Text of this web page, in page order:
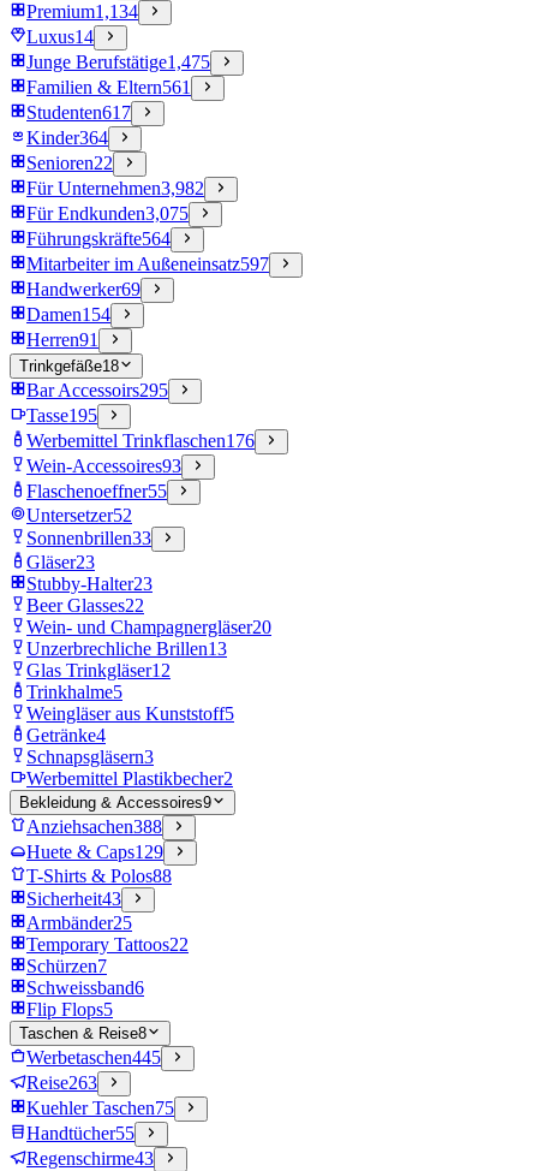
Premium1,134
Luxus14
Junge Berufstätige1,475
Familien & Eltern561
Studenten617
Kinder364
Senioren22
Für Unternehmen3,982
Für Endkunden3,075
Führungskräfte564
Mitarbeiter im Außeneinsatz597
Handwerker69
Damen154
Herren91
Trinkgefäße18
Bar Accessoirs295
Tasse195
Werbemittel Trinkflaschen176
Wein-Accessoires93
Flaschenoeffner55
Untersetzer52
Sonnenbrillen33
Gläser23
Stubby-Halter23
Beer Glasses22
Wein- und Champagnergläser20
Unzerbrechliche Brillen13
Glas Trinkgläser12
Trinkhalme5
Weingläser aus Kunststoff5
Getränke4
Schnapsgläsern3
Werbemittel Plastikbecher2
Bekleidung & Accessoires9
Anziehsachen388
Huete & Caps129
T-Shirts & Polos88
Sicherheit43
Armbänder25
Temporary Tattoos22
Schürzen7
Schweissband6
Flip Flops5
Taschen & Reise8
Werbetaschen445
Reise263
Kuehler Taschen75
Handtücher55
Regenschirme43